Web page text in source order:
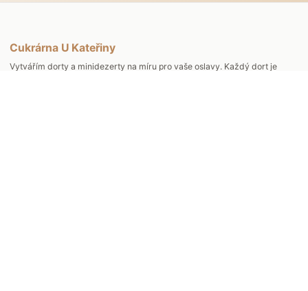
Cukrárna U Kateřiny
Vytvářím dorty a minidezerty na míru pro vaše oslavy. Každý dort je